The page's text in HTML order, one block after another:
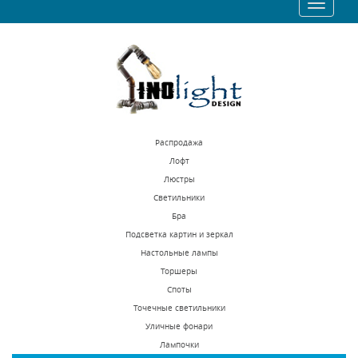
В наличии 1000 шт. В наличии 1000 шт.
Toggle
Распродажа
Лофт
Люстры
Светильники
Бра
Подсветка картин и зеркал
Настольные лампы
Торшеры
Споты
Точечные светильники
Уличные фонари
Лампочки